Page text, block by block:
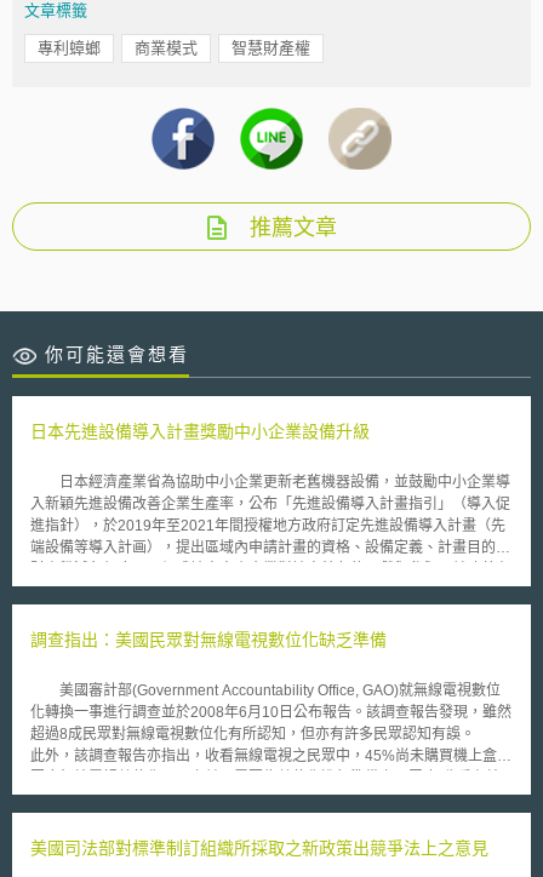
文章標籤
專利蟑螂 商業模式 智慧財產權
推薦文章
你可能還會想看
日本先進設備導入計畫獎勵中小企業設備升級
日本經濟產業省為協助中小企業更新老舊機器設備，並鼓勵中小企業導
入新穎先進設備改善企業生產率，公布「先進設備導入計畫指引」（導入促
進指針），於2019年至2021年間授權地方政府訂定先進設備導入計畫（先
端設備等導入計画），提出區域內申請計畫的資格、設備定義、計畫目的與
地產業環境與結構。 符合資格的中小企業若能在核准計畫年度內，每
稅）。「先進設備導入計畫指引」亦明確指出，審核通過之計畫仍可進一步
ービス経営力向上支援補助金）、「服務業IT應用生產力提升補助」（サー
ビス等生産性向上IT導入支援事業），享有更多的補助金補助。 所稱設
備係指任何機械、裝置、備品、建築物附屬設備、軟體，以及電子檢驗或測
量儀器。各地方政府訂定計畫時，可依其產業政策進一步限縮範圍。而先進
之定義，係指欲購置設備之良率或生產效率，應較所淘汰設備高1%以上。
淘汰設備原銷售日期起後10年內。由此可知，先進設備導入計畫的特殊性在
業購買最新、最尖端設備之補助措施有所不同。 此外，為健全地方財
調查指出：美國民眾對無線電視數位化缺乏準備
美國審計部(Government Accountability Office, GAO)就無線電視數位
化轉換一事進行調查並於2008年6月10日公布報告。該調查報告發現，雖然
超過8成民眾對無線電視數位化有所認知，但亦有許多民眾認知有誤。
此外，該調查報告亦指出，收看無線電視之民眾中，45%尚未購買機上盒以
電視或衛星電視者)，卻有30%表示已經做好無線電視數位化之因應措施。
眾可能必須備有同時可接收類比與數位訊號之設備，方能夠維持其無線電視
美國司法部對標準制訂組織所採取之新政策出競爭法上之意見